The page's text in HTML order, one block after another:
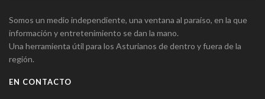
Somos un medio independiente, una ventana al paraíso, en la que
información y entretenimiento se dan la mano.
Una herramienta útil para los Asturianos de dentro y fuera de la
región.
EN CONTACTO